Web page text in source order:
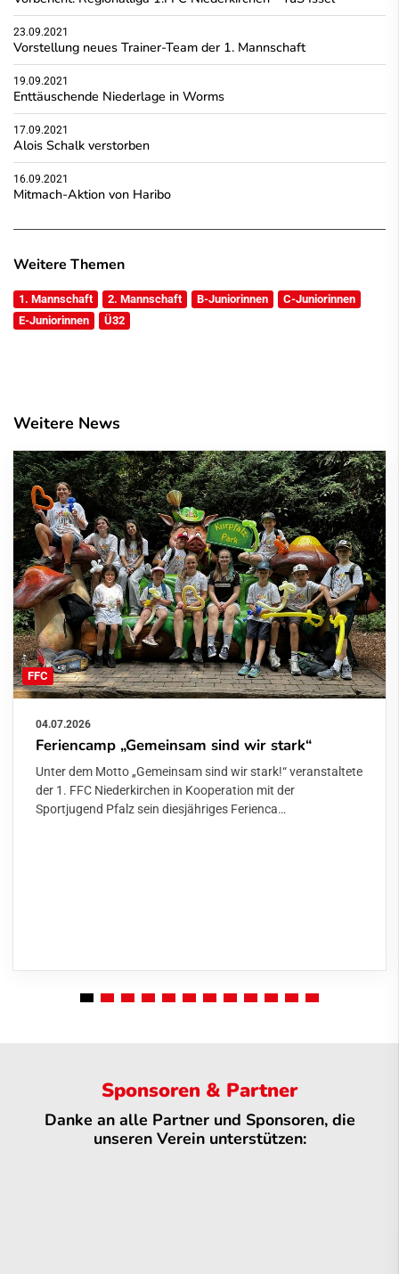
23.09.2021
Vorstellung neues Trainer-Team der 1. Mannschaft
19.09.2021
Enttäuschende Niederlage in Worms
17.09.2021
Alois Schalk verstorben
16.09.2021
Mitmach-Aktion von Haribo
Weitere Themen
1. Mannschaft 2. Mannschaft B-Juniorinnen
C-Juniorinnen
E-Juniorinnen
Ü32
Weitere News
FFC
04.07.2026
Feriencamp „Gemeinsam sind wir stark“
Unter dem Motto „Gemeinsam sind wir stark!“ veranstaltete
der 1. FFC Niederkirchen in Kooperation mit der
Sportjugend Pfalz sein diesjähriges Ferienca…
Sponsoren & Partner
Danke an alle Partner und Sponsoren, die
unseren Verein unterstützen: